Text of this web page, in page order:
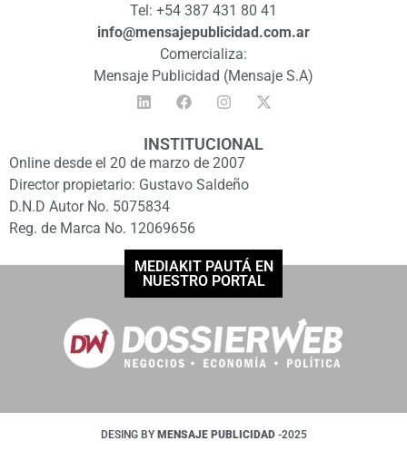
Tel: +54 387 431 80 41
info@mensajepublicidad.com.ar
Comercializa:
Mensaje Publicidad (Mensaje S.A)
INSTITUCIONAL
Online desde el 20 de marzo de 2007
Director propietario: Gustavo Saldeño
D.N.D Autor No. 5075834
Reg. de Marca No. 12069656
MEDIAKIT PAUTÁ EN
NUESTRO PORTAL
DESING BY MENSAJE PUBLICIDAD -2025